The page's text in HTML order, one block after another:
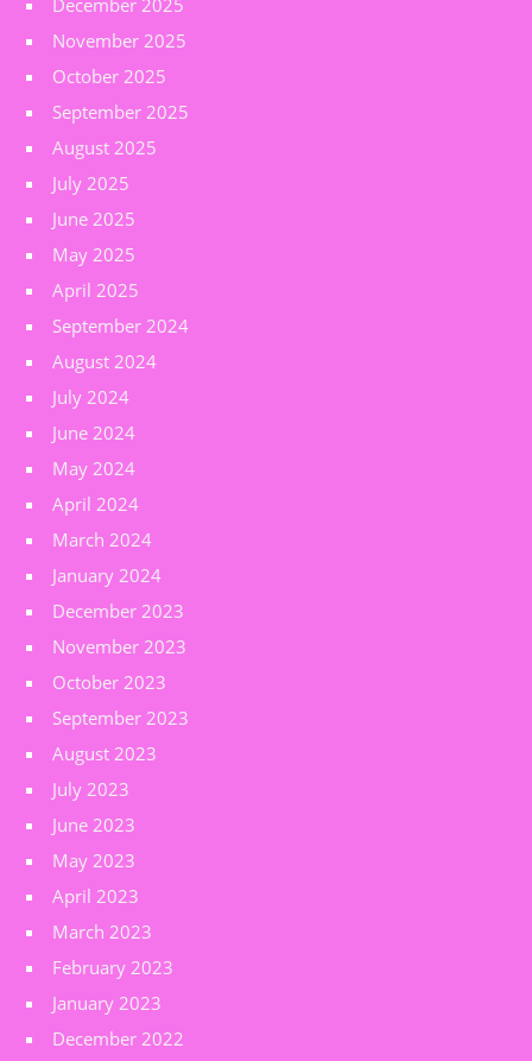
December 2025
November 2025
October 2025
September 2025
August 2025
July 2025
June 2025
May 2025
April 2025
September 2024
August 2024
July 2024
June 2024
May 2024
April 2024
March 2024
January 2024
December 2023
November 2023
October 2023
September 2023
August 2023
July 2023
June 2023
May 2023
April 2023
March 2023
February 2023
January 2023
December 2022